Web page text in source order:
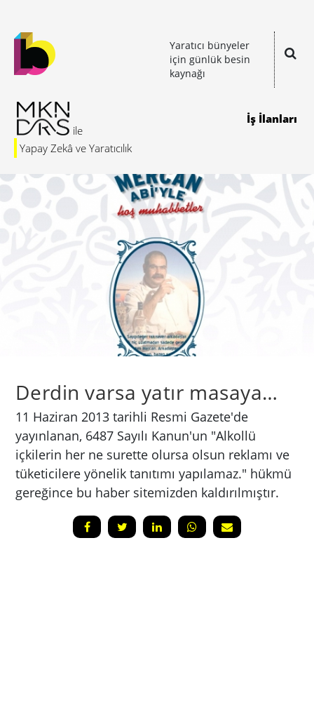
Yaratıcı bünyeler
için günlük besin
kaynağı
Yapay Zekâ ve Yaratıcılık
İş İlanları
Derdin varsa yatır masaya…
​11 Haziran 2013 tarihli Resmi Gazete'de
yayınlanan, 6487 Sayılı Kanun'un "Alkollü
içkilerin her ne surette olursa olsun reklamı ve
tüketicilere yönelik tanıtımı yapılamaz." hükmü
gereğince bu haber sitemizden kaldırılmıştır.